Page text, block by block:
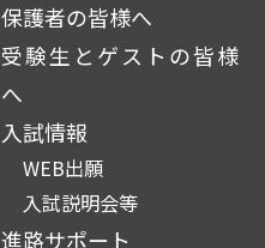
保護者の皆様へ
受験生とゲストの皆様
へ
入試情報
WEB出願
入試説明会等
進路サポート